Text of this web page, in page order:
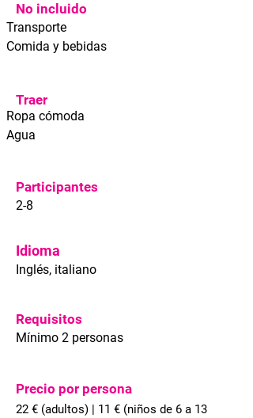
No incluido
Transporte
Comida y bebidas
Traer
Ropa cómoda
Agua
Participantes
2-8
Idioma
Inglés, italiano
Requisitos
Mínimo 2 personas
Precio por persona
22 € (adultos) | 11 € (niños de 6 a 13